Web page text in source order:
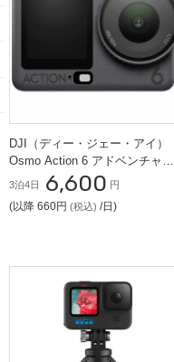
DJI（ディー・ジェー・アイ）
Osmo Action 6 アドベンチャー
コンボ
3泊4日 6,600 円
(以降 660円 (税込) /日)